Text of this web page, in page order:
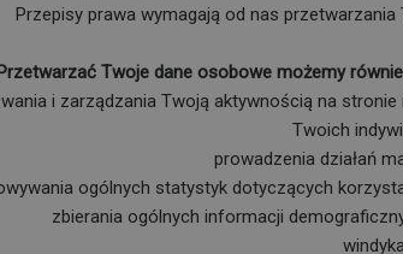
Przepisy prawa wymagają od nas
Twoje dane osobowe możemy
i zarządzania Twoją aktywnością na
Twoich
prowadzenia działań
ogólnych statystyk dotyczących
zbierania ogólnych informacji